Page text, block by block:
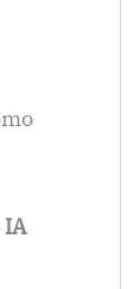
IA